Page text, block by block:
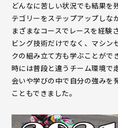
どんなに苦しい状況でも結果を
テゴリーをステップアップしな
まざまなコースでレースを経験
ビング技術だけでなく、マシン
クの組み立て方も学ぶことがで
時には普段と違うチーム環境で
会いや学びの中で自分の強みを
こともできました。